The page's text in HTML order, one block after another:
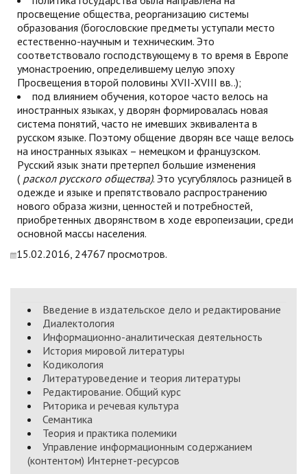
просвещение общества, реорганизацию системы
образования (богословские предметы уступали место
естественно-научным и техническим. Это
соответствовало господствующему в то время в Европе
умонастроению, определившему целую эпоху
Просвещения второй половины XVII-XVIII вв..);
под влиянием обучения, которое часто велось на
иностранных языках, у дворян формировалась новая
система понятий, часто не имевших эквивалента в
русском языке. Поэтому общение дворян все чаще велось
на иностранных языках – немецком и французском.
Русский язык знати претерпел большие изменения
( раскол русского общества). Это усугублялось разницей в
одежде и языке и препятствовало распространению
нового образа жизни, ценностей и потребностей,
приобретенных дворянством в ходе европеизации, среди
основной массы населения.
15.02.2016, 24767 просмотров.
Введение в издательское дело и редактирование
Диалектология
Информационно-аналитическая деятельность
История мировой литературы
Кодикология
Литературоведение и теория литературы
Редактирование. Общий курс
Риторика и речевая культура
Семантика
Теория и практика полемики
Управление информационным содержанием
(контентом) Интернет-ресурсов